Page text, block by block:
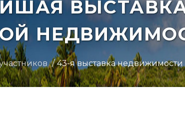
43-я выставка недвижимости